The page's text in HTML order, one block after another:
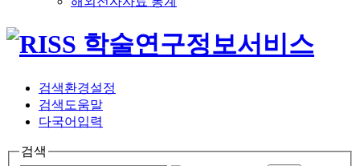
검색환경설정
검색도움말
다국어입력
검색